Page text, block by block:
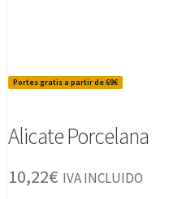
Portes gratis a partir de 69€
Alicate Porcelana
10,22€ IVA INCLUIDO